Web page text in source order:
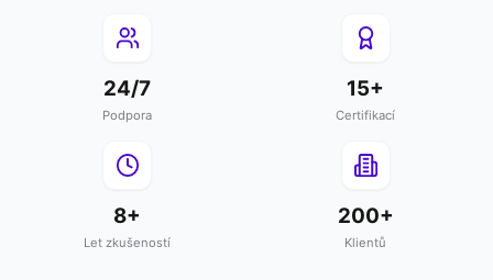
24/7
Podpora
15+
Certifikací
8+
Let zkušeností
200+
Klientů